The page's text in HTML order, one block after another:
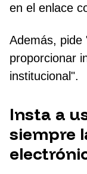
en el enlace
Además, pide
proporcionar
institucional".
Insta a
siempre